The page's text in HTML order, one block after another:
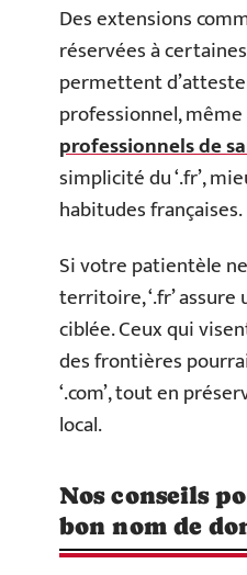
Des extensions
réservées à
permettent
professionnel,
professionnels de
simplicité du ‘.fr’,
habitudes françaises.
Si votre patientèle
territoire, ‘.fr’
ciblée. Ceux qui
des frontières
‘.com’, tout en
local.
Nos conseils
bon nom de